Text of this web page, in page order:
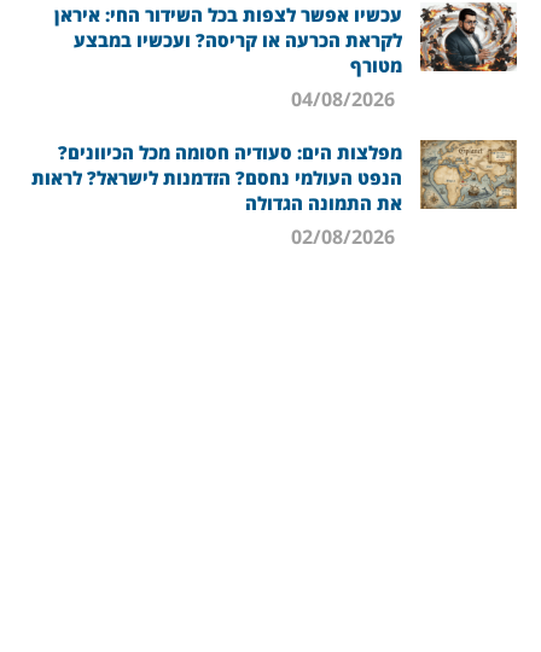
עכשיו אפשר לצפות בכל השידור החי: איראן
לקראת הכרעה או קריסה? ועכשיו במבצע
מטורף
מפלצות הים: סעודיה חסומה מכל הכיוונים?
הנפט העולמי נחסם? הזדמנות לישראל? לראות
את התמונה הגדולה